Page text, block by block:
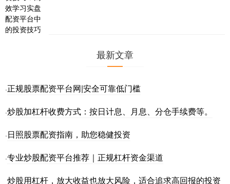
最新文章
·正规股票配资平台网|安全可靠低门槛
·炒股加杠杆收费方式：按日计息、月息、分仓手续费等。
·日照股票配资指南，助您稳健投资
·专业炒股配资平台推荐｜正规杠杆资金渠道
炒股用杠杆，放大收益也放大风险，适合追求高回报的投资